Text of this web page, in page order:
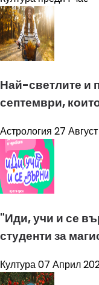
Най-светлите и
септември,
Астрология 27
"Иди, учи и се
студенти за
Култура07 Април